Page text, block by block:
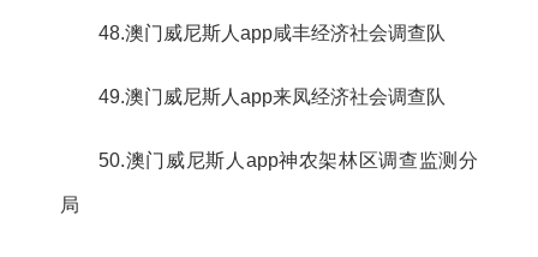
48.澳门威尼斯人app咸丰经济社会调查队
49.澳门威尼斯人app来凤经济社会调查队
50.澳门威尼斯人app神农架林区调查监测分
局